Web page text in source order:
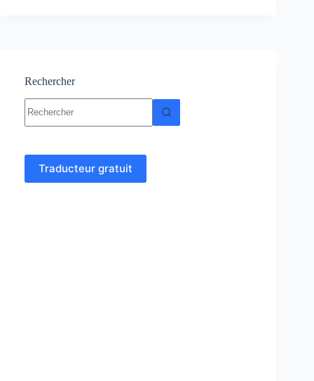
Programmation
C
Rechercher
résultat
Traducteur gratuit